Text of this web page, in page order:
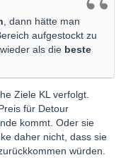
, dann hätte man
aufgestockt zu
wieder als die beste
Ziele KL verfolgt.
für Detour
kommt. Oder sie
daher nicht, dass sie
würden.